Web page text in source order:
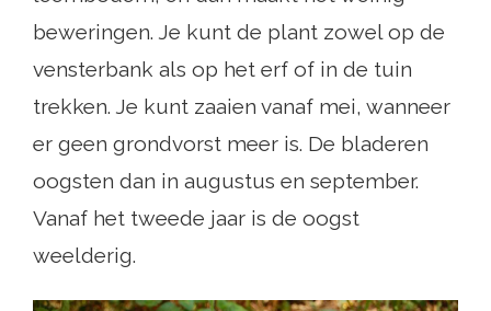
beweringen. Je kunt de plant zowel op de
vensterbank als op het erf of in de tuin
trekken. Je kunt zaaien vanaf mei, wanneer
er geen grondvorst meer is. De bladeren
oogsten dan in augustus en september.
Vanaf het tweede jaar is de oogst
weelderig.